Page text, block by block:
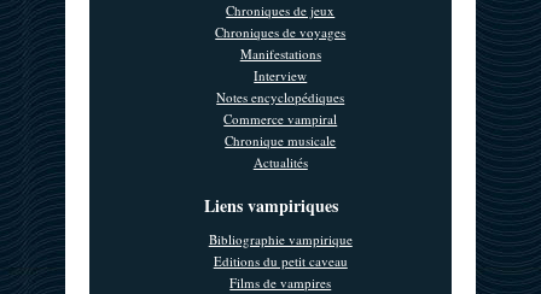
Chroniques de jeux
Chroniques de voyages
Manifestations
Interview
Notes encyclopédiques
Commerce vampiral
Chronique musicale
Actualités
Liens vampiriques
Bibliographie vampirique
Editions du petit caveau
Films de vampires